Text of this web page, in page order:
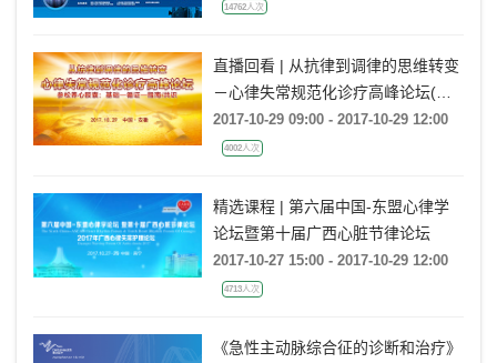
14762人次
直播回看 | 从抗律到调律的思维转变
－心律失常规范化诊疗高峰论坛(安
徽站)
2017-10-29 09:00 - 2017-10-29 12:00
4002人次
精选课程 | 第六届中国-东盟心律学
论坛暨第十届广西心脏节律论坛
2017-10-27 15:00 - 2017-10-29 12:00
4713人次
《急性主动脉综合征的诊断和治疗》